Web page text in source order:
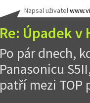
Re: Úpadek
Napsal uživatel
Po pár dnech,
Panasonicu
patří mezi TOP